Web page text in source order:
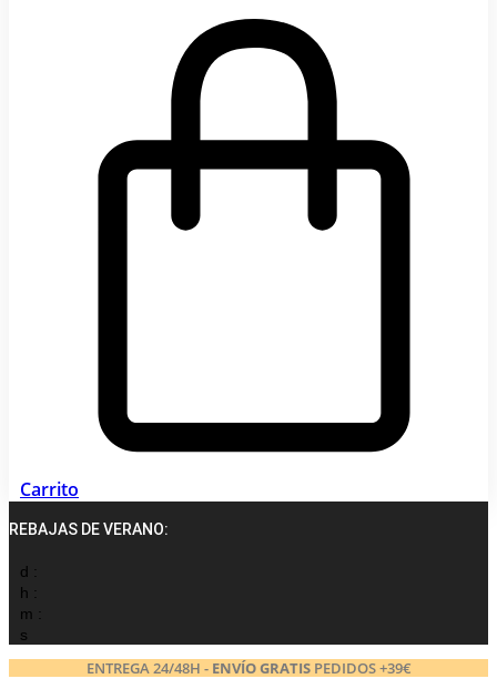
Carrito
REBAJAS DE VERANO:
d :
h :
m :
s
ENTREGA 24/48H - ENVÍO GRATISPEDIDOS +39€